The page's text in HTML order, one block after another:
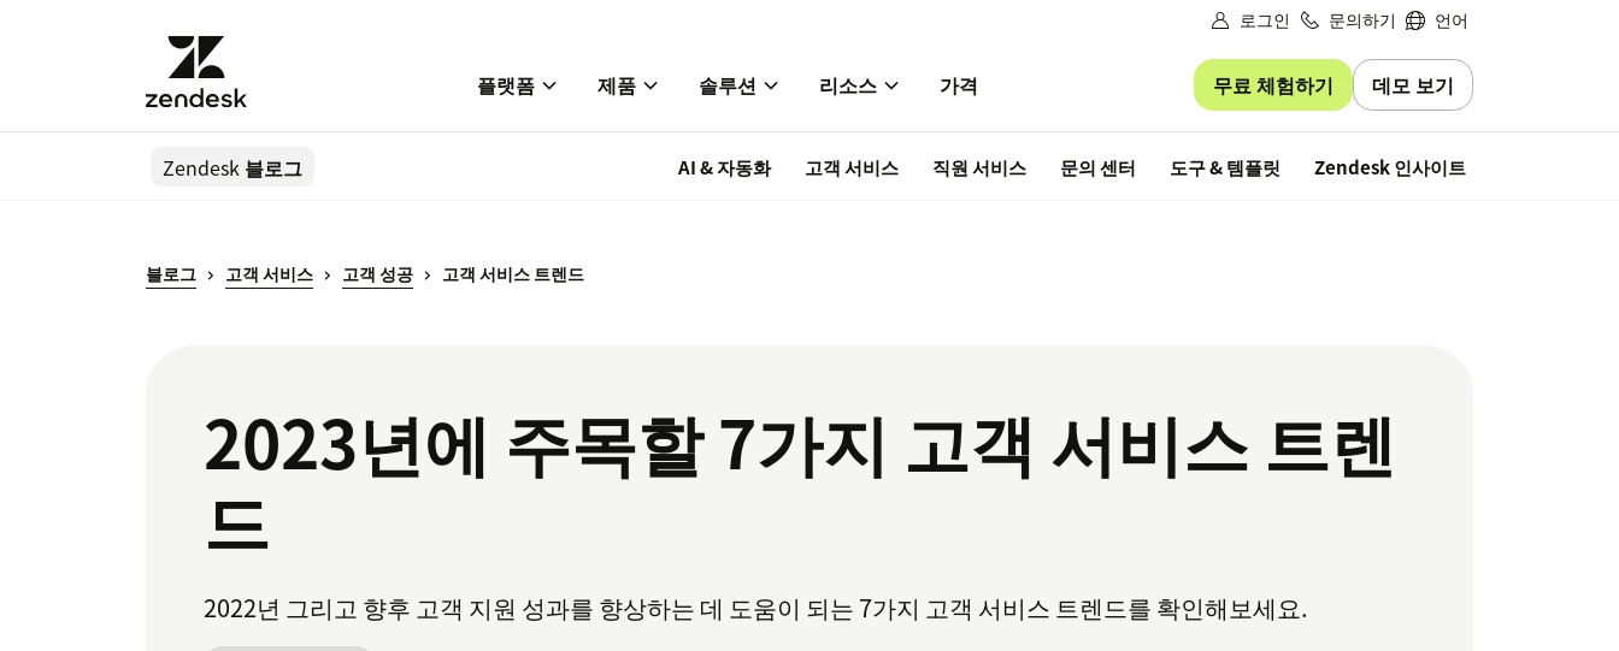
로그인 문의하기 언어
플랫폼 제품 솔루션 리소스 가격 무료 체험하기 데모 보기
Zendesk 블로그 AI & 자동화 고객 서비스 직원 서비스 문의 센터 도구 & 템플릿 Zendesk 인사이트
블로그 고객 서비스 고객 성공 고객 서비스 트렌드
2023년에 주목할 7가지 고객 서비스 트렌
드
2022년 그리고 향후 고객 지원 성과를 향상하는 데 도움이 되는 7가지 고객 서비스 트렌드를 확인해보세요.